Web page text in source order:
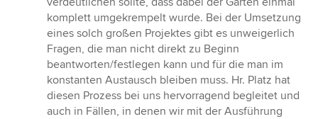
komplett umgekrempelt wurde. Bei der Umsetzung
eines solch großen Projektes gibt es unweigerlich
Fragen, die man nicht direkt zu Beginn
beantworten/festlegen kann und für die man im
konstanten Austausch bleiben muss. Hr. Platz hat
diesen Prozess bei uns hervorragend begleitet und
auch in Fällen, in denen wir mit der Ausführung